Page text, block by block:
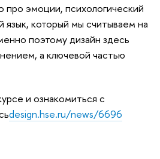
про эмоции, психологический
язык, который мы считываем на
поэтому дизайн здесь
а ключевой частью
и ознакомиться с
design.hse.ru/news/6696